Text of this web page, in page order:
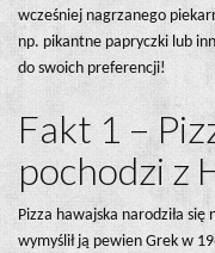
wcześniej nagrzanego
np. pikantne papryczki lub
do swoich preferencji!
Fakt 1 –
pochodzi z
Pizza hawajska narodziła
wymyślił ją pewien Grek w